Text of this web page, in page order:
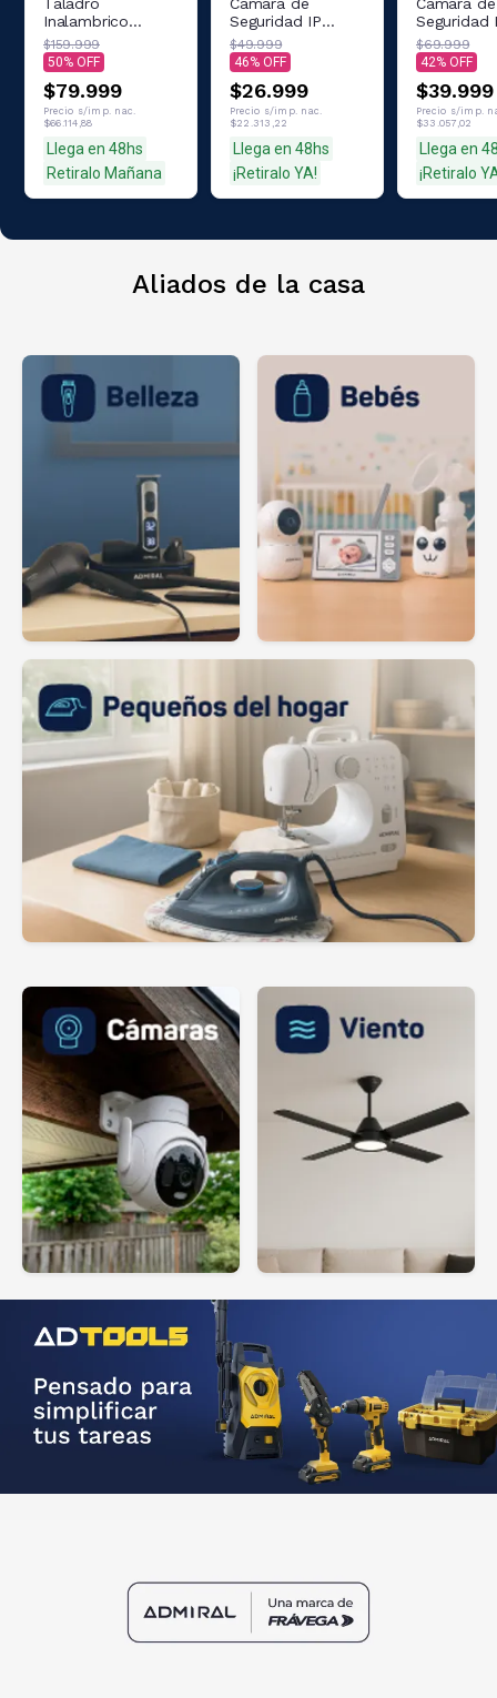
Inalambrico
Admiral 20v
10mm 1500mah
32Nm con 2
Baterías +
Cargador y
Maletín
$159.999
50
$79.999
Precio s/imp. nac.
$66.114,88
Llega en 48hs
Retiralo Mañana
Seguridad IP
Interior Admiral
AD-CS208-2MP
$49.999
46
$26.999
Precio s/imp. nac.
$22.313,22
Llega en 48hs
¡Retiralo YA!
Seguridad
Exterior
AD-
$69.999
42
$39.999
Precio s/imp.
$33.057,02
Llega en
¡Retiralo
Aliados de la casa